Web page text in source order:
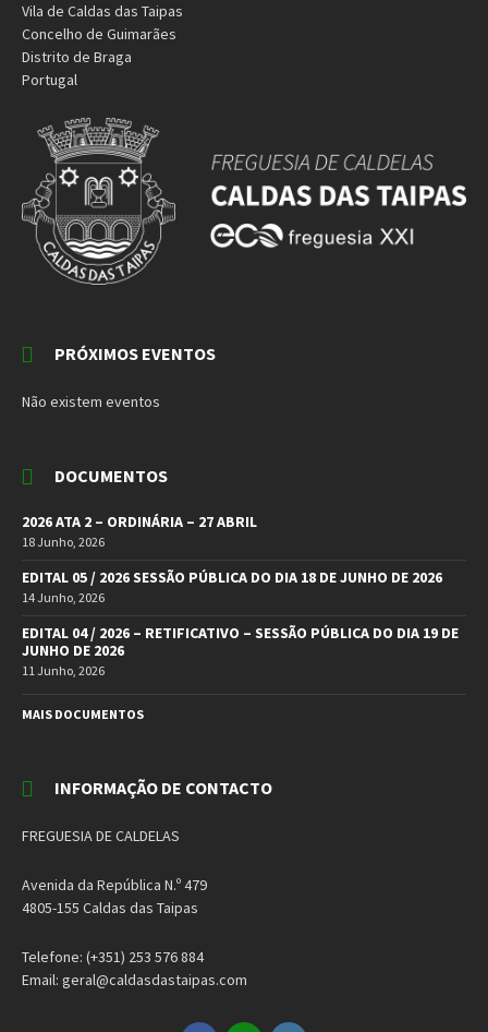
Vila de Caldas das Taipas
Concelho de Guimarães
Distrito de Braga
Portugal
PRÓXIMOS EVENTOS
Não existem eventos
DOCUMENTOS
2026 ATA 2 – ORDINÁRIA – 27 ABRIL
18 Junho, 2026
EDITAL 05 / 2026 SESSÃO PÚBLICA DO DIA 18 DE JUNHO DE 2026
14 Junho, 2026
EDITAL 04 / 2026 – RETIFICATIVO – SESSÃO PÚBLICA DO DIA 19 DE
JUNHO DE 2026
11 Junho, 2026
MAIS DOCUMENTOS
INFORMAÇÃO DE CONTACTO
FREGUESIA DE CALDELAS
Avenida da República N.º 479
4805-155 Caldas das Taipas
Telefone: (+351) 253 576 884
Email: geral@caldasdastaipas.com